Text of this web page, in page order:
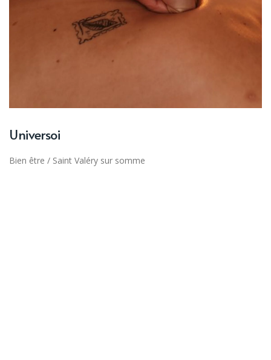
Universoi
Bien être / Saint Valéry sur somme